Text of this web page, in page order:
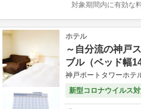
対象期間内に有効な
ホテル
～自分流の神戸
ブル（ベッド幅
神戸ポートタワーホテ
新型コロナウイルス